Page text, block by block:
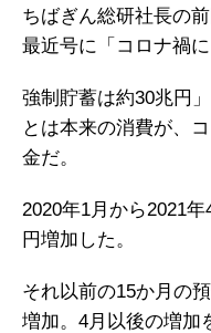
ちばぎん総研社長の
最近号に「コロナ禍
強制貯蓄は約30兆円
とは本来の消費が、
金だ。
2020年1月から2021
円増加した。
それ以前の15か月の
増加。4月以後の増加